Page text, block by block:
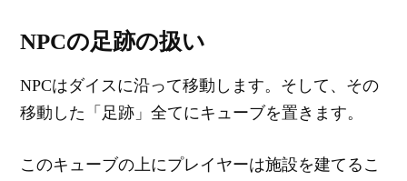
NPCの足跡の扱い
NPCはダイスに沿って移動します。そして、その
移動した「足跡」全てにキューブを置きます。
このキューブの上にプレイヤーは施設を建てるこ